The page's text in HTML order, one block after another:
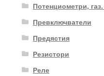
Потенциометри,
Превключватели
Предястия
Резистори
Реле